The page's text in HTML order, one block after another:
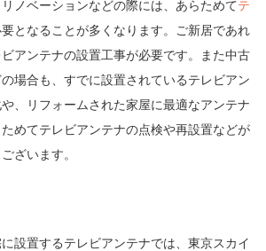
ノベーションなどの際には、あらためてテ
となることが多くなります。ご新居であれ
アンテナの設置工事が必要です。また中古
場合も、すでに設置されているテレビアン
、リフォームされた家屋に最適なアンテナ
めてテレビアンテナの点検や再設置などが
ざいます。
設置するテレビアンテナでは、東京スカイ